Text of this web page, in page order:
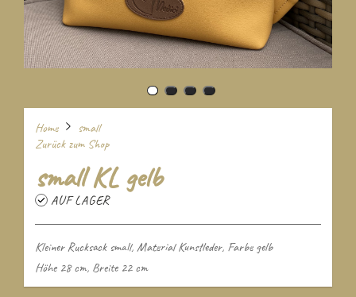
Home
small
Zurück zum Shop
small KL gelb
AUF LAGER
Kleiner Rucksack small, Material Kunstleder, Farbe gelb
Höhe 28 cm, Breite 22 cm